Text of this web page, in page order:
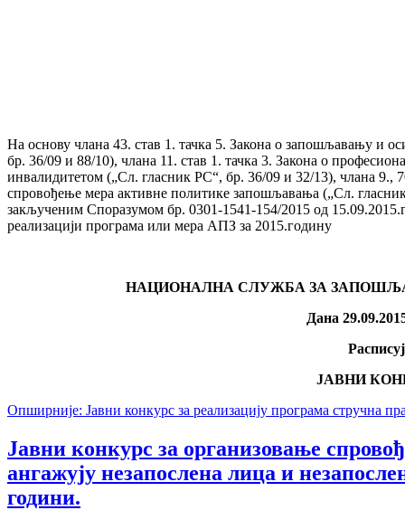
На основу члана 43. став 1. тачка 5. Закона о запошљавању и
бр. 36/09 и 88/10), члана 11. став 1. тачка 3. Закона о
инвалидитетом („Сл. гласник РС“, бр. 36/09 и 32/13), члана 9.,
спровођење мера активне политике запошљавања („Сл.
закљученим Споразумом бр. 0301-1541-154/2015 од
реализацији програма или мера АПЗ за 2015.годину
НАЦИОНАЛНА СЛУЖБА ЗА
Дана 29
ЈАВНИ
Опширније: Јавни конкурс за реализацију програма стручна
Јавни конкурс за организовање
ангажују незапослена лица и
години.